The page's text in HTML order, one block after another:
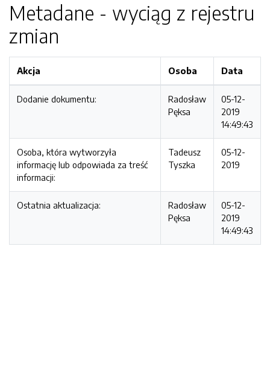
Metadane - wyciąg z rejestru
zmian
Akcja Osoba Data
Dodanie dokumentu:
Radosław
Pęksa
05-12-
2019
14:49:43
Osoba, która wytworzyła
informację lub odpowiada za treść
informacji:
Tadeusz
Tyszka
05-12-
2019
Ostatnia aktualizacja:
Radosław
Pęksa
05-12-
2019
14:49:43